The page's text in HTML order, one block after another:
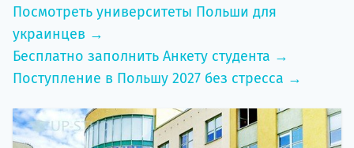
Посмотреть университеты Польши для
украинцев →
Бесплатно заполнить Анкету студента →
Поступление в Польшу 2027 без стресса →